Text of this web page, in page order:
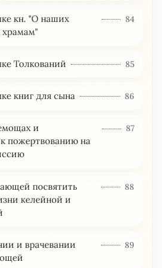
кн. "О наших
храмам"
84
Толкований 85
книг для сына 86
и
пожертвованию на
87
посвятить
келейной и
88
и врачевании
89